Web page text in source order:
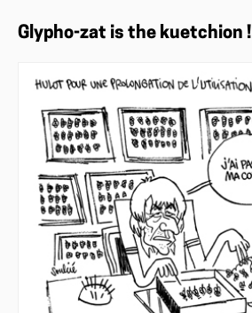
Glypho-zat is the kuetchion !